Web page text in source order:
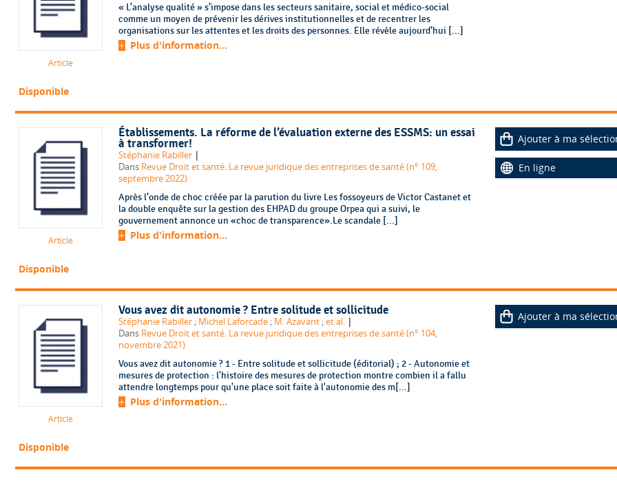
Article
« L’analyse qualité » s’impose dans les secteurs sanitaire, social et médico-social
comme un moyen de prévenir les dérives institutionnelles et de recentrer les
organisations sur les attentes et les droits des personnes. Elle révèle aujourd’hui [...]
Plus d'information...
Disponible
Article
Établissements. La réforme de l’évaluation externe des ESSMS: un essai
à transformer!
Stéphanie Rabiller |
Dans Revue Droit et santé. La revue juridique des entreprises de santé (n° 109,
septembre 2022)
Après l’onde de choc créée par la parution du livre Les fossoyeurs de Victor Castanet et
la double enquête sur la gestion des EHPAD du groupe Orpea qui a suivi, le
gouvernement annonce un «choc de transparence».Le scandale [...]
Plus d'information...
Ajouter à ma
En ligne
Disponible
Article
Vous avez dit autonomie ? Entre solitude et sollicitude
Stéphanie Rabiller ; Michel Laforcade ; M. Azavant ;et al. |
Dans Revue Droit et santé. La revue juridique des entreprises de santé (n° 104,
novembre 2021)
Vous avez dit autonomie ? 1 - Entre solitude et sollicitude (éditorial) ; 2 - Autonomie et
mesures de protection : l'histoire des mesures de protection montre combien il a fallu
attendre longtemps pour qu'une place soit faite à l'autonomie des m[...]
Plus d'information...
Ajouter à ma
Disponible